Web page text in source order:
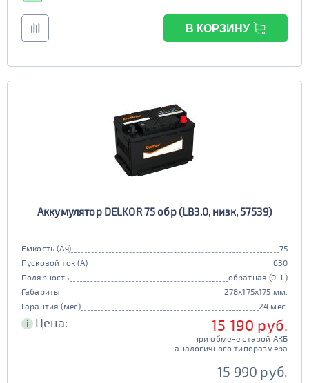
В КОРЗИНУ
Аккумулятор DELKOR 75 обр (LB3.0, низк, 57539)
Емкость (Ач)
75
Пусковой ток (А)
630
Полярность
обратная (0, L)
Габариты
278x175x175 мм.
Гарантия (мес)
24 мес.
i Цена: 15 190 руб.
при обмене старой АКБ
аналогичного типоразмера
15 990 руб.